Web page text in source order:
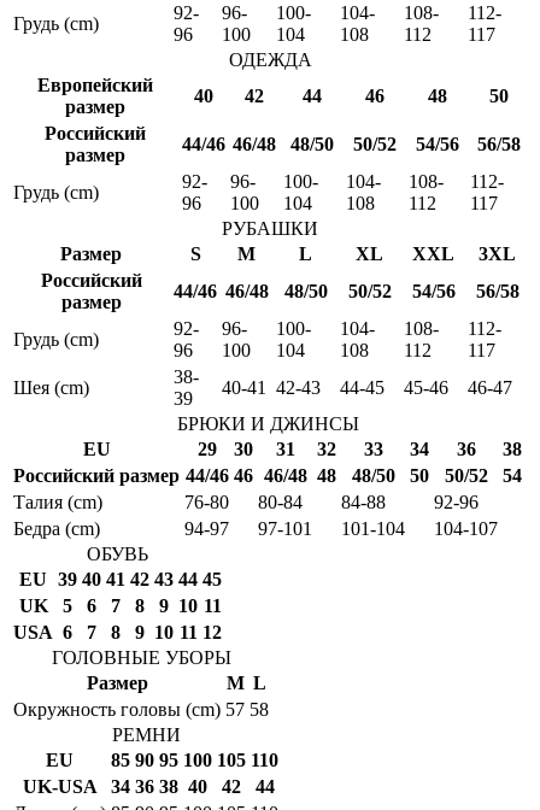
Грудь (cm)
92-
96
96-
100
100-
104
104-
108
108-
112
112-
117
ОДЕЖДА
Европейский
размер
40 42 44 46 48
50
Российский
размер
44/46 46/48 48/50 50/52 54/56 56/58
Грудь (cm)
92-
96
96-
100
100-
104
104-
108
108-
112
112-
117
РУБАШКИ
Размер
S M L XL XXL
3XL
Российский
размер
44/46 46/48 48/50 50/52 54/56 56/58
Грудь (cm)
92-
96
96-
100
100-
104
104-
108
108-
112
112-
117
Шея (cm)
38-
39
40-41 42-43 44-45 45-46
46-47
БРЮКИ И ДЖИНСЫ
EU
29 30 31 32 33 34 36
38
Российский размер 44/46 46 46/48 48 48/50 50 50/52
54
Талия (cm)
76-80 80-84 84-88
92-96
Бедра (cm)
94-97 97-101 101-104
104-107
ОБУВЬ
EU 39 40 41 42 43 44 45
UK
5 6 7 8 9 10 11
USA 6 7 8 9 10 11 12
ГОЛОВНЫЕ УБОРЫ
Размер
M L
Окружность головы (cm) 57 58
РЕМНИ
EU
85 90 95 100 105 110
UK-USA
34 36 38 40 42
44